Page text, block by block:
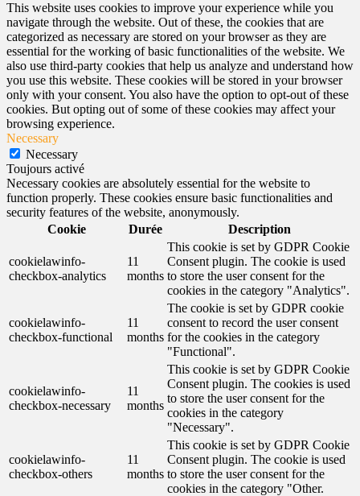
This website uses cookies to improve your experience while you
navigate through the website. Out of these, the cookies that are
categorized as necessary are stored on your browser as they are
essential for the working of basic functionalities of the website. We
also use third-party cookies that help us analyze and understand how
you use this website. These cookies will be stored in your browser
only with your consent. You also have the option to opt-out of these
cookies. But opting out of some of these cookies may affect your
browsing experience.
Necessary
Necessary
Toujours activé
Necessary cookies are absolutely essential for the website to
function properly. These cookies ensure basic functionalities and
security features of the website, anonymously.
Cookie
Durée Description
cookielawinfo-
checkbox-analytics
11
months
This cookie is set by GDPR Cookie
Consent plugin. The cookie is used
to store the user consent for the
cookies in the category "Analytics".
cookielawinfo-
checkbox-functional
11
months
The cookie is set by GDPR cookie
consent to record the user consent
for the cookies in the category
"Functional".
cookielawinfo-
checkbox-necessary
11
months
This cookie is set by GDPR Cookie
Consent plugin. The cookies is used
to store the user consent for the
cookies in the category
"Necessary".
cookielawinfo-
checkbox-others
11
months
This cookie is set by GDPR Cookie
Consent plugin. The cookie is used
to store the user consent for the
cookies in the category "Other.